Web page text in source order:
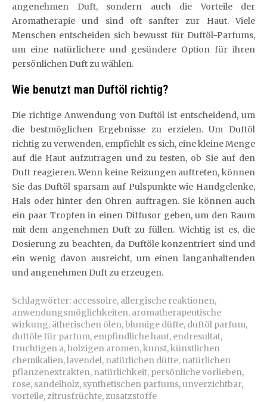
angenehmen Duft, sondern auch die Vorteile der
Aromatherapie und sind oft sanfter zur Haut. Viele
Menschen entscheiden sich bewusst für Duftöl-Parfums,
um eine natürlichere und gesündere Option für ihren
persönlichen Duft zu wählen.
Wie benutzt man Duftöl richtig?
Die richtige Anwendung von Duftöl ist entscheidend, um
die bestmöglichen Ergebnisse zu erzielen. Um Duftöl
richtig zu verwenden, empfiehlt es sich, eine kleine Menge
auf die Haut aufzutragen und zu testen, ob Sie auf den
Duft reagieren. Wenn keine Reizungen auftreten, können
Sie das Duftöl sparsam auf Pulspunkte wie Handgelenke,
Hals oder hinter den Ohren auftragen. Sie können auch
ein paar Tropfen in einen Diffusor geben, um den Raum
mit dem angenehmen Duft zu füllen. Wichtig ist es, die
Dosierung zu beachten, da Duftöle konzentriert sind und
ein wenig davon ausreicht, um einen langanhaltenden
und angenehmen Duft zu erzeugen.
Schlagwörter: accessoire, allergische reaktionen,
anwendungsmöglichkeiten, aromatherapeutische
wirkung, ätherischen ölen,blumige düfte, duftöl parfum,
duftöle für parfum, empfindliche haut, endresultat,
fruchtigen a,holzigen aromen,kunst,künstlichen
chemikalien,lavendel, natürlichen düfte, natürlichen
pflanzenextrakten, natürlichkeit, persönliche vorlieben,
rose, sandelholz, synthetischen parfums,unverzichtbar,
vorteile, zitrusfrüchte, zusatzstoffe